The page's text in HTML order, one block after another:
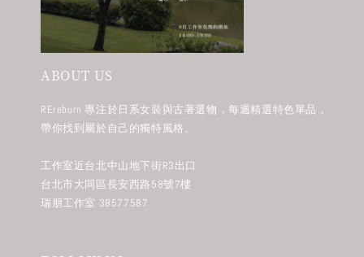
ABOUT US
REreburn 專注於日系女裝與古著選物，每週精選特色單品，
帶你找到屬於自己的獨特風格。
工作室近台北中山地下街R3出口
台北市大同區長安西路58號7樓
瑞朋工作室 38577587